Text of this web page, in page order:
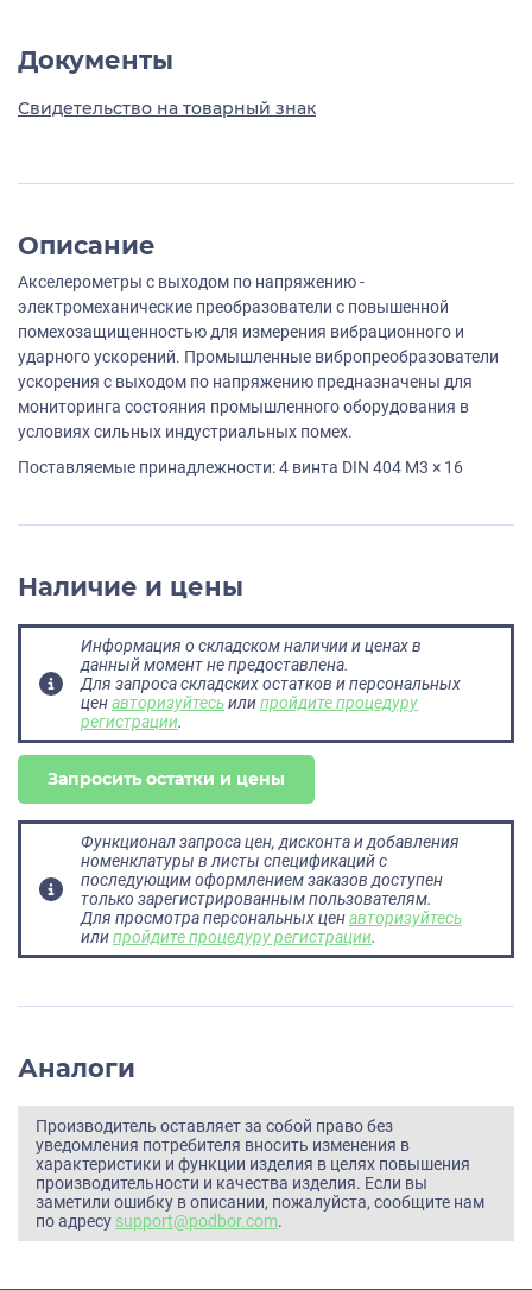
Документы
Свидетельство на товарный знак
Описание
Акселерометры с выходом по напряжению -
электромеханические преобразователи с повышенной
помехозащищенностью для измерения вибрационного и
ударного ускорений. Промышленные вибропреобразователи
ускорения с выходом по напряжению предназначены для
мониторинга состояния промышленного оборудования в
условиях сильных индустриальных помех.
Поставляемые принадлежности: 4 винта DIN 404 M3 × 16
Наличие и цены
Информация о складском наличии и ценах в
данный момент не предоставлена.
Для запроса складских остатков и персональных
ценавторизуйтесьилипройдите процедуру
регистрации.
Запросить остатки и цены
Функционал запроса цен, дисконта и добавления
номенклатуры в листы спецификаций с
последующим оформлением заказов доступен
только зарегистрированным пользователям.
Для просмотра персональных ценавторизуйтесь
илипройдите процедуру регистрации.
Аналоги
Производитель оставляет за собой право без
уведомления потребителя вносить изменения в
характеристики и функции изделия в целях повышения
производительности и качества изделия. Если вы
заметили ошибку в описании, пожалуйста, сообщите нам
по адресу support@podbor.com.